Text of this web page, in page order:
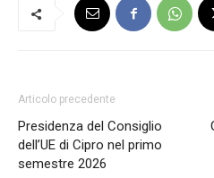
Articolo precedente
Presidenza del Consiglio
dell’UE di Cipro nel primo
semestre 2026